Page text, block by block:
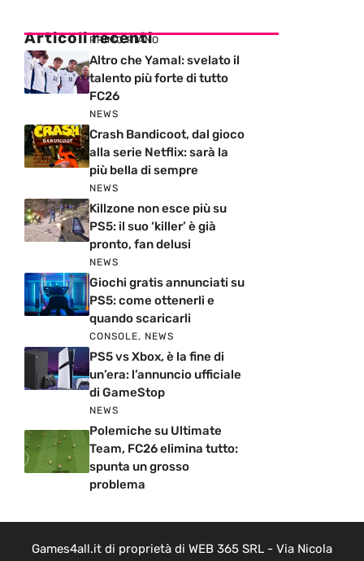
Articoli recenti
PRIMO PIANO
Altro che Yamal: svelato il
talento più forte di tutto
FC26
NEWS
Crash Bandicoot, dal gioco
alla serie Netflix: sarà la
più bella di sempre
NEWS
Killzone non esce più su
PS5: il suo ‘killer’ è già
pronto, fan delusi
NEWS
Giochi gratis annunciati su
PS5: come ottenerli e
quando scaricarli
CONSOLE, NEWS
PS5 vs Xbox, è la fine di
un’era: l’annuncio ufficiale
di GameStop
NEWS
Polemiche su Ultimate
Team, FC26 elimina tutto:
spunta un grosso
problema
Games4all.it di proprietà di WEB 365 SRL - Via Nicola